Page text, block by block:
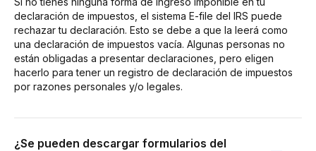
declaración de impuestos, el sistema E-file del IRS puede
rechazar tu declaración. Esto se debe a que la leerá como
una declaración de impuestos vacía. Algunas personas no
están obligadas a presentar declaraciones, pero eligen
hacerlo para tener un registro de declaración de impuestos
por razones personales y/o legales.
¿Se pueden descargar formularios del